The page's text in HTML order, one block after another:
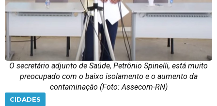
O secretário adjunto de Saúde, Petrônio Spinelli, está muito
preocupado com o baixo isolamento e o aumento da
contaminação (Foto: Assecom-RN)
CIDADES